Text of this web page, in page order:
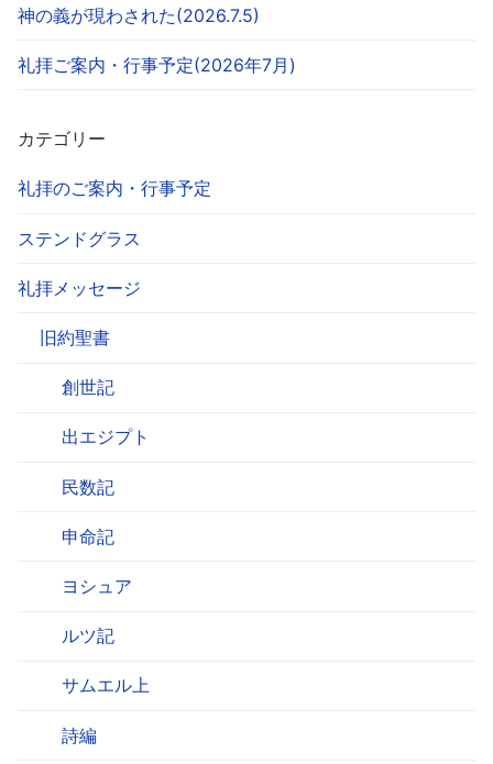
神の義が現わされた(2026.7.5)
礼拝ご案内・行事予定(2026年7月)
カテゴリー
礼拝のご案内・行事予定
ステンドグラス
礼拝メッセージ
旧約聖書
創世記
出エジプト
民数記
申命記
ヨシュア
ルツ記
サムエル上
詩編